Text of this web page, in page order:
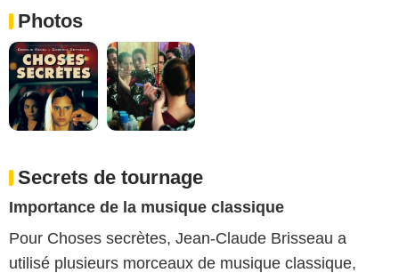
Photos
Secrets de tournage
Importance de la musique classique
Pour Choses secrètes, Jean-Claude Brisseau a
utilisé plusieurs morceaux de musique classique,